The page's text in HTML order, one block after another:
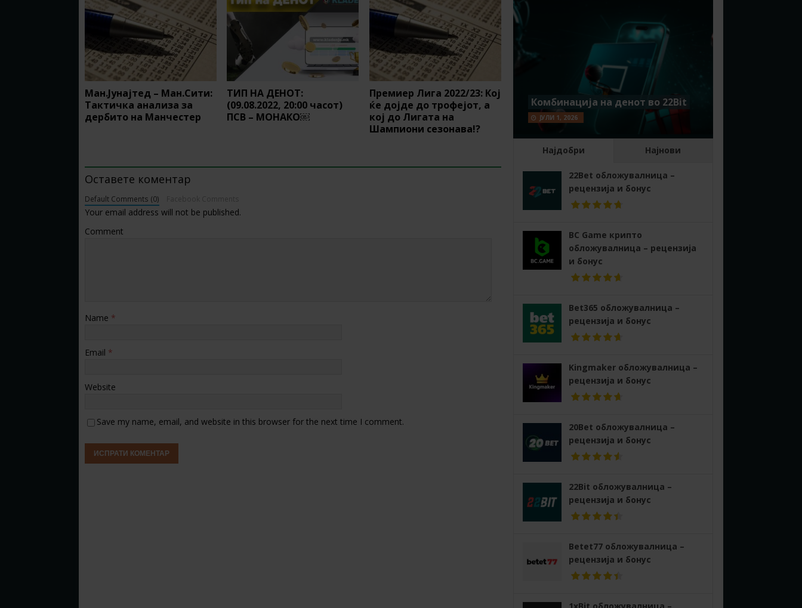
Ман.Јунајтед – Ман.Сити:
Тактичка анализа за
дербито на Манчестер
ТИП НА ДЕНОТ:
(09.08.2022, 20:00 часот)
ПСВ – МОНАКО￼
Премиер Лига 2022/23: Кој
ќе дојде до трофејот, а
кој до Лигата на
Шампиони сезонава!?
Оставете коментар
Default Comments (0)
Your email address will not be published.
Comment
Name *
Email *
Website
Save my name, email, and website in this browser for the next time I comment.
Комбинација на денот во 22Bit
ЈУЛИ 1, 2026
Најдобри Најнови
22Bet обложувалница –
рецензија и бонус
BC Game крипто
обложувалница – рецензија
и бонус
Bet365 обложувалница –
рецензија и бонус
Kingmaker обложувалница –
рецензија и бонус
20Bet обложувалница –
рецензија и бонус
22Bit обложувалница –
рецензија и бонус
Betet77 обложувалница –
рецензија и бонус